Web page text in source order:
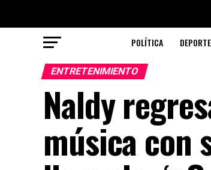
POLÍTICA
ENTRETENIMIENTO
Naldy
música con